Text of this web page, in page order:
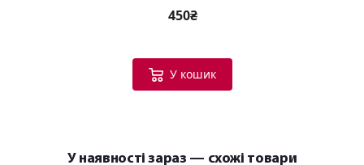
450₴
У кошик
У наявності зараз — схожі товари